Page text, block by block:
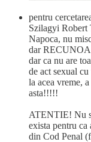
pentru
Szilagyi Robert
Napoca, nu
dar
dar ca nu are
de act sexual
la acea vreme,
asta!!!!!
ATENTIE! Nu
exista pentru ca
din Cod Penal